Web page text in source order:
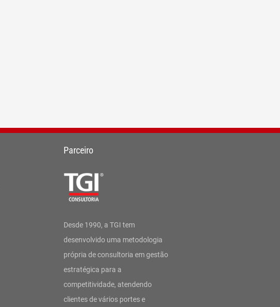
Parceiro
Desde 1990, a TGI tem
desenvolvido uma metodologia
própria de consultoria em gestão
estratégica para a
competitividade, atendendo
clientes de vários portes e